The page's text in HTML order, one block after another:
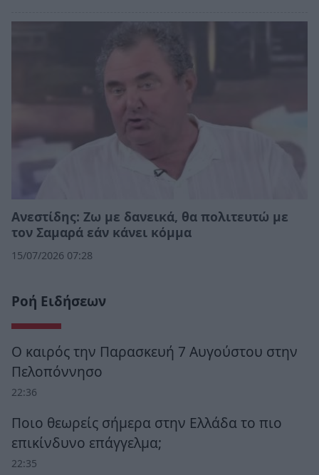
Ανεστίδης: Ζω με δανεικά, θα πολιτευτώ με
τον Σαμαρά εάν κάνει κόμμα
15/07/2026 07:28
Ροή Ειδήσεων
Ο καιρός την Παρασκευή 7 Αυγούστου στην
Πελοπόννησο
22:36
Ποιο θεωρείς σήμερα στην Ελλάδα το πιο
επικίνδυνο επάγγελμα;
22:35